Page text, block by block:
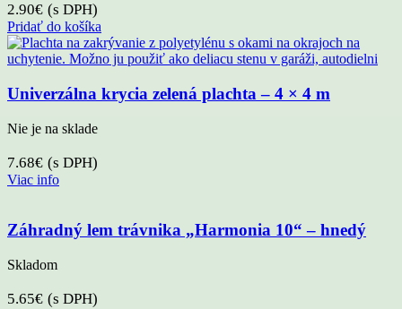
2.90€ (s DPH)
Pridať do košíka
Univerzálna krycia zelená plachta – 4 × 4 m
Nie je na sklade
7.68€ (s DPH)
Viac info
Záhradný lem trávnika „Harmonia 10“ – hnedý
Skladom
5.65€ (s DPH)